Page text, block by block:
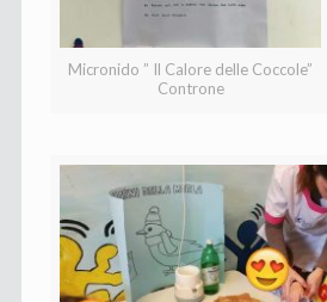
Micronido ” Il Calore delle Coccole”
Controne